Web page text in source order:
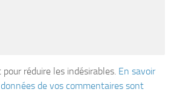
réduire les indésirables. En savoir
de vos commentaires sont